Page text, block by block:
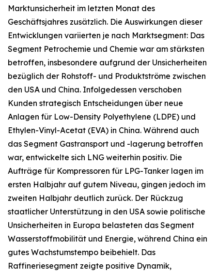
Marktunsicherheit im letzten Monat des
Geschäftsjahres zusätzlich. Die Auswirkungen dieser
Entwicklungen variierten je nach Marktsegment: Das
Segment Petrochemie und Chemie war am stärksten
betroffen, insbesondere aufgrund der Unsicherheiten
bezüglich der Rohstoff- und Produktströme zwischen
den USA und China. Infolgedessen verschoben
Kunden strategisch Entscheidungen über neue
Anlagen für Low-Density Polyethylene (LDPE) und
Ethylen-Vinyl-Acetat (EVA) in China. Während auch
das Segment Gastransport und -lagerung betroffen
war, entwickelte sich LNG weiterhin positiv. Die
Aufträge für Kompressoren für LPG-Tanker lagen im
ersten Halbjahr auf gutem Niveau, gingen jedoch im
zweiten Halbjahr deutlich zurück. Der Rückzug
staatlicher Unterstützung in den USA sowie politische
Unsicherheiten in Europa belasteten das Segment
Wasserstoffmobilität und Energie, während China ein
gutes Wachstumstempo beibehielt. Das
Raffineriesegment zeigte positive Dynamik,